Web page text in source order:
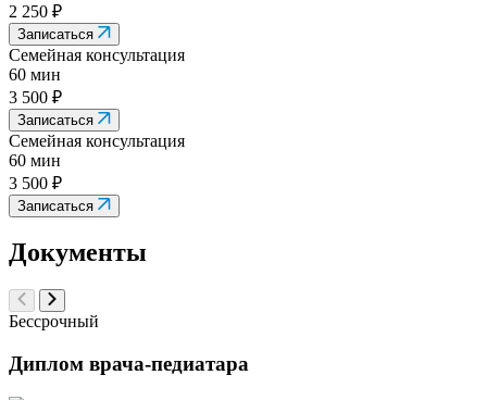
2 250 ₽
Записаться
Семейная консультация
60 мин
3 500 ₽
Записаться
Семейная консультация
60 мин
3 500 ₽
Записаться
Документы
Бессрочный
Диплом врача-педиатара